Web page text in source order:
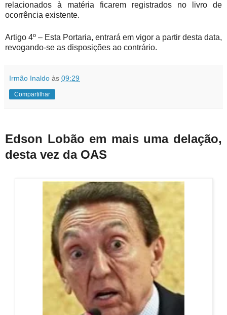
relacionados à matéria ficarem registrados no livro de
ocorrência existente.
Artigo 4º – Esta Portaria, entrará em vigor a partir desta data,
revogando-se as disposições ao contrário.
Irmão Inaldo às 09:29
Compartilhar
Edson Lobão em mais uma delação,
desta vez da OAS